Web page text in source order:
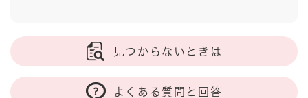
見つからないときは
よくある質問と回答